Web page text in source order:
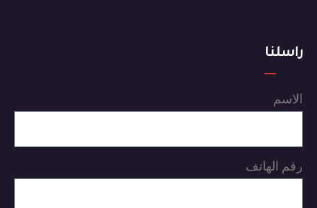
راسلنا
الاسم
رقم الهاتف